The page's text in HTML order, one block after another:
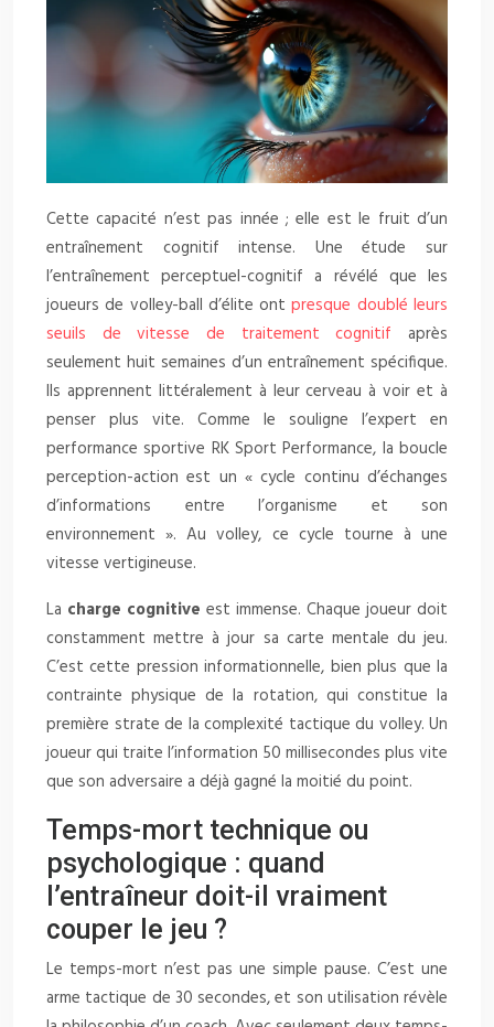
Cette capacité n’est pas innée ; elle est le fruit d’un
entraînement cognitif intense. Une étude sur
l’entraînement perceptuel-cognitif a révélé que les
joueurs de volley-ball d’élite ontpresque doublé leurs
seuils de vitesse de traitement cognitif après
seulement huit semaines d’un entraînement spécifique.
Ils apprennent littéralement à leur cerveau à voir et à
penser plus vite. Comme le souligne l’expert en
performance sportive RK Sport Performance, la boucle
perception-action est un « cycle continu d’échanges
d’informations entre l’organisme et son
environnement ». Au volley, ce cycle tourne à une
vitesse vertigineuse.
La charge cognitive est immense. Chaque joueur doit
constamment mettre à jour sa carte mentale du jeu.
C’est cette pression informationnelle, bien plus que la
contrainte physique de la rotation, qui constitue la
première strate de la complexité tactique du volley. Un
joueur qui traite l’information 50 millisecondes plus vite
que son adversaire a déjà gagné la moitié du point.
Temps-mort technique ou
psychologique : quand
l’entraîneur doit-il vraiment
couper le jeu ?
Le temps-mort n’est pas une simple pause. C’est une
arme tactique de 30 secondes, et son utilisation révèle